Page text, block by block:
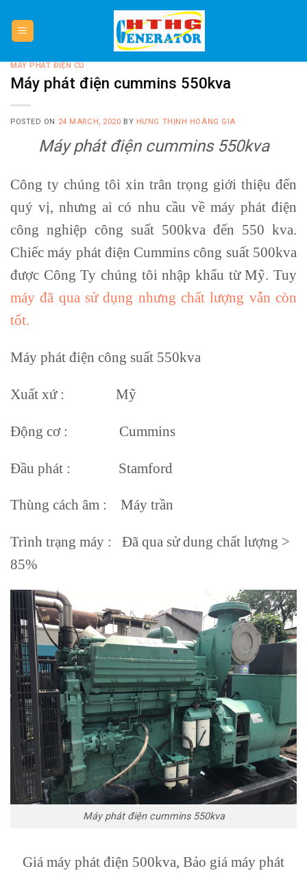
content
MÁY PHÁT ĐIỆN CŨ
Máy phát điện cummins 550kva
POSTED ON 24 MARCH, 2020 BY HƯNG THỊNH HOÀNG GIA
Máy phát điện cummins 550kva
Công ty chúng tôi xin trân trọng giới thiệu đến
quý vị, nhưng ai có nhu cầu về máy phát điện
công nghiệp công suất 500kva đến 550 kva.
Chiếc máy phát điện Cummins công suất 500kva
được Công Ty chúng tôi nhập khẩu từ Mỹ. Tuy
máy đã qua sử dụng nhưng chất lượng vẫn còn
tốt.
Máy phát điện công suất 550kva
Xuất xứ : Mỹ
Động cơ : Cummins
Đầu phát : Stamford
Thùng cách âm : Máy trần
Trình trạng máy : Đã qua sử dung chất lượng >
85%
Máy phát điện cummins 550kva
Giá máy phát điện 500kva, Bảo giá máy phát